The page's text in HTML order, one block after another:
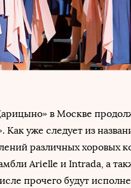
в Москве
уже следует из
различных хоровых
Arielle и Intrada, а
прочего будут